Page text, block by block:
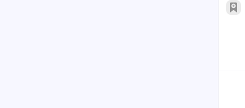
أضف إلى العلامات المرجعية